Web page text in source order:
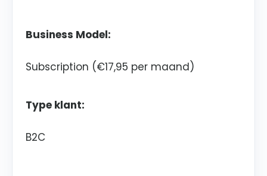
Business Model:
Subscription (€17,95 per maand)
Type klant:
B2C